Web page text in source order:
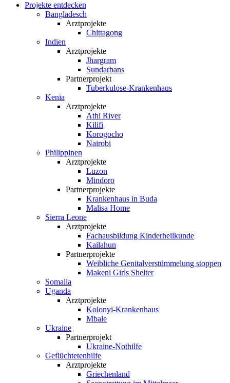
Projekte entdecken
Bangladesch
Arztprojekte
Chittagong
Indien
Arztprojekte
Jhargram
Sundarbans
Partnerprojekt
Tuberkulose-Krankenhaus
Kenia
Arztprojekte
Athi River
Kilifi
Korogocho
Nairobi
Philippinen
Arztprojekte
Luzon
Mindoro
Partnerprojekte
Krankenhaus in Buda
Malisa Home
Sierra Leone
Arztprojekte
Fachausbildung Kinderheilkunde
Kailahun
Partnerprojekte
Weibliche Genital­verstümmelung stoppen
Makeni Girls Shelter
Somalia
Uganda
Arztprojekte
Kolonyi-Krankenhaus
Mbale
Ukraine
Partnerprojekt
Ukraine-Nothilfe
Geflüchtetenhilfe
Arztprojekte
Griechenland